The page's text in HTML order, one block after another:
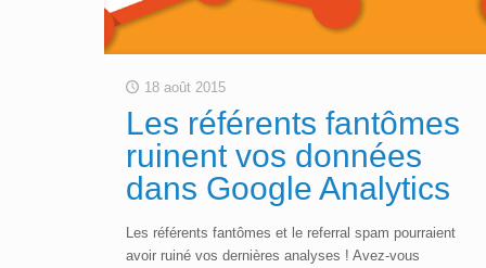
18 août 2015
Les référents fantômes
ruinent vos données
dans Google Analytics
Les référents fantômes et le referral spam pourraient
avoir ruiné vos dernières analyses ! Avez-vous